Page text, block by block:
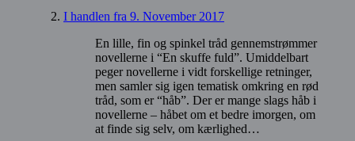
I handlen fra 9. November 2017
En lille, fin og spinkel tråd gennemstrømmer
novellerne i “En skuffe fuld”. Umiddelbart
peger novellerne i vidt forskellige retninger,
men samler sig igen tematisk omkring en rød
tråd, som er “håb”. Der er mange slags håb i
novellerne – håbet om et bedre imorgen, om
at finde sig selv, om kærlighed…